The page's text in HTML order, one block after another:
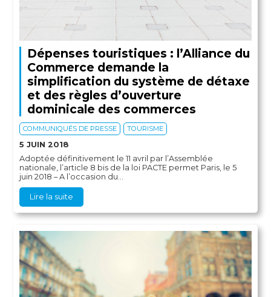
Dépenses touristiques : l’Alliance du
Commerce demande la
simplification du système de détaxe
et des règles d’ouverture
dominicale des commerces
COMMUNIQUÉS DE PRESSE TOURISME
5 JUIN 2018
Adoptée définitivement le 11 avril par l’Assemblée
nationale, l’article 8 bis de la loi PACTE permet Paris, le 5
juin 2018 – A l’occasion du...
Lire la suite